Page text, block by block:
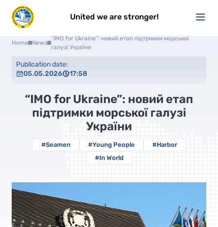
United we are stronger!
Home News
“IMO for Ukraine”: новий етап підтримки морської
галузі України
Publication date:
05.05.2026
17:58
“IMO for Ukraine”: новий етап
підтримки морської галузі
України
#Seamen #Young People
#Harbor
#In World